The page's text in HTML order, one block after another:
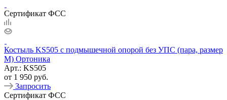
Сертификат ФСС
Костыль KS505 с подмышечной опорой без УПС (пара, размер
M) Ортоника
Арт.: KS505
от 1 950 руб.
Запросить
Сертификат ФСС